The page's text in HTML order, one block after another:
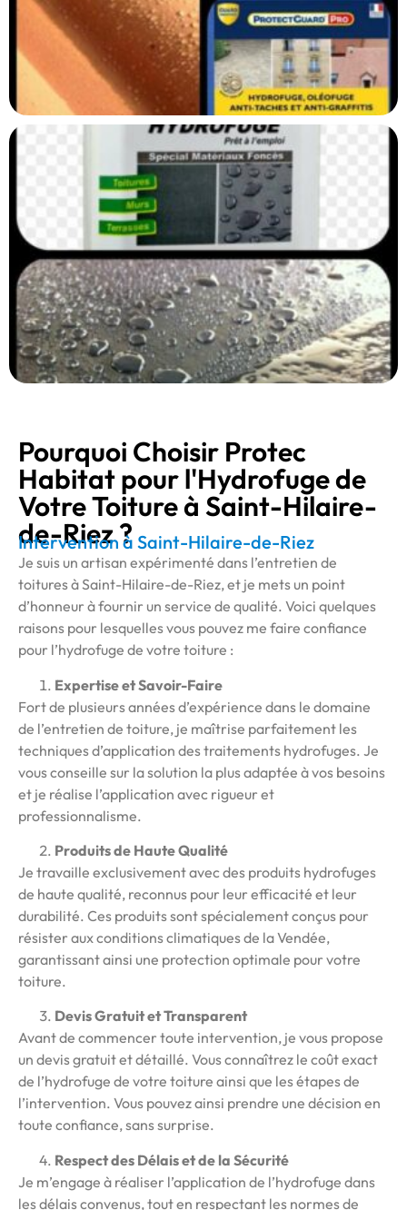
Pourquoi Choisir Protec
Habitat pour l'Hydrofuge de
Votre Toiture à Saint-Hilaire-
de-Riez ?
Intervention à Saint-Hilaire-de-Riez
Je suis un artisan expérimenté dans l’entretien de
toitures à Saint-Hilaire-de-Riez, et je mets un point
d’honneur à fournir un service de qualité. Voici quelques
raisons pour lesquelles vous pouvez me faire confiance
pour l’hydrofuge de votre toiture :
Expertise et Savoir-Faire
Fort de plusieurs années d’expérience dans le domaine
de l’entretien de toiture, je maîtrise parfaitement les
techniques d’application des traitements hydrofuges. Je
vous conseille sur la solution la plus adaptée à vos besoins
et je réalise l’application avec rigueur et
professionnalisme.
Produits de Haute Qualité
Je travaille exclusivement avec des produits hydrofuges
de haute qualité, reconnus pour leur efficacité et leur
durabilité. Ces produits sont spécialement conçus pour
résister aux conditions climatiques de la Vendée,
garantissant ainsi une protection optimale pour votre
toiture.
Devis Gratuit et Transparent
Avant de commencer toute intervention, je vous propose
un devis gratuit et détaillé. Vous connaîtrez le coût exact
de l’hydrofuge de votre toiture ainsi que les étapes de
l’intervention. Vous pouvez ainsi prendre une décision en
toute confiance, sans surprise.
Respect des Délais et de la Sécurité
Je m’engage à réaliser l’application de l’hydrofuge dans
les délais convenus, tout en respectant les normes de